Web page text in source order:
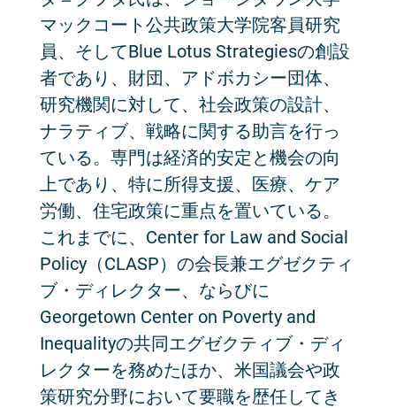
マックコート公共政策大学院客員研究
員、そしてBlue Lotus Strategiesの創設
者であり、財団、アドボカシー団体、
研究機関に対して、社会政策の設計、
ナラティブ、戦略に関する助言を行っ
ている。専門は経済的安定と機会の向
上であり、特に所得支援、医療、ケア
労働、住宅政策に重点を置いている。
これまでに、Center for Law and Social
Policy（CLASP）の会長兼エグゼクティ
ブ・ディレクター、ならびに
Georgetown Center on Poverty and
Inequalityの共同エグゼクティブ・ディ
レクターを務めたほか、米国議会や政
策研究分野において要職を歴任してき